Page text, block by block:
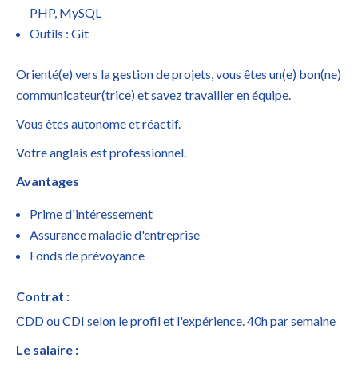
PHP, MySQL
Outils : Git
Orienté(e) vers la gestion de projets, vous êtes un(e) bon(ne)
communicateur(trice) et savez travailler en équipe.
Vous êtes autonome et réactif.
Votre anglais est professionnel.
Avantages
Prime d'intéressement
Assurance maladie d'entreprise
Fonds de prévoyance
Contrat :
CDD ou CDI selon le profil et l'expérience. 40h par semaine
Le salaire :